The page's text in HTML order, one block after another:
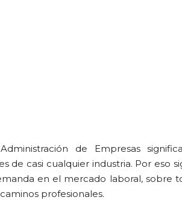
de Empresas
de casi cualquier industria. Por eso
en el mercado laboral, sobre
profesionales.